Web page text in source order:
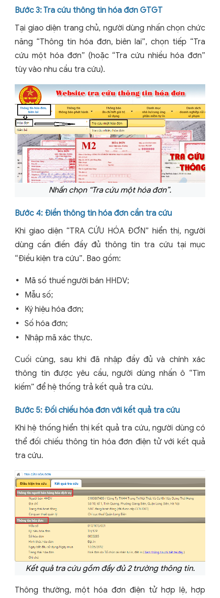
Bước 3: Tra cứu thông tin hóa đơn GTGT
Tại giao diện trang chủ, người dùng nhấn chọn chức
năng “Thông tin hóa đơn, biên lai”, chọn tiếp “Tra
cứu một hóa đơn” (hoặc “Tra cứu nhiều hóa đơn”
tùy vào nhu cầu tra cứu).
Nhấn chọn “Tra cứu một hóa đơn”.
Bước 4: Điền thông tin hóa đơn cần tra cứu
Khi giao diện “TRA CỨU HÓA ĐƠN” hiển thị, người
dùng cần điền đầy đủ thông tin tra cứu tại mục
“Điều kiện tra cứu”. Bao gồm:
Mã số thuế người bán HHDV;
Mẫu số;
Ký hiệu hóa đơn;
Số hóa đơn;
Nhập mã xác thực.
Cuối cùng, sau khi đã nhập đầy đủ và chính xác
thông tin được yêu cầu, người dùng nhấn ô “Tìm
kiếm” để hệ thống trả kết quả tra cứu.
Bước 5: Đối chiếu hóa đơn với kết quả tra cứu
Khi hệ thống hiển thị kết quả tra cứu, người dùng có
thể đối chiếu thông tin hóa đơn điện tử với kết quả
tra cứu.
Kết quả tra cứu gồm đầy đủ 2 trường thông tin.
Thông thường, một hóa đơn điện tử hợp lệ, hợp